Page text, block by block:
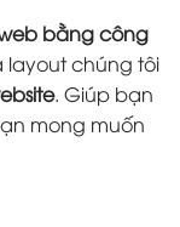
bằng công
chúng tôi
. Giúp bạn
mong muốn